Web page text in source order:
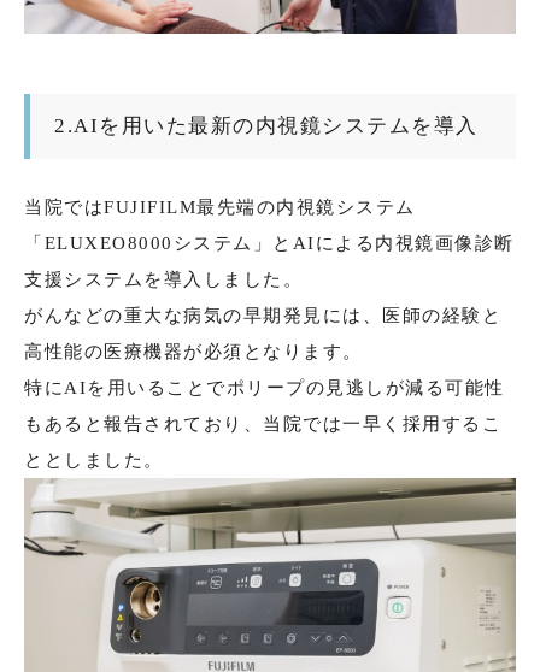
2.AIを用いた最新の内視鏡システムを導入
当院ではFUJIFILM最先端の内視鏡システム
「ELUXEO8000システム」とAIによる内視鏡画像診断
支援システムを導入しました。
がんなどの重大な病気の早期発見には、医師の経験と
高性能の医療機器が必須となります。
特にAIを用いることでポリープの見逃しが減る可能性
もあると報告されており、当院では一早く採用するこ
ととしました。